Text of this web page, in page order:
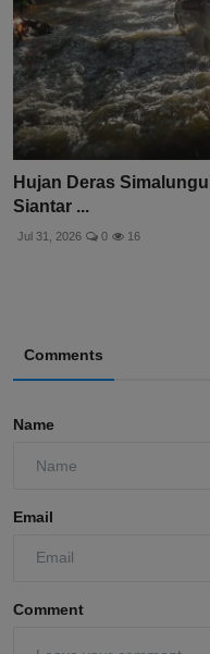
Hujan Deras
Siantar ...
Jul 31, 2026 0 16
Comments
Name
Email
Comment